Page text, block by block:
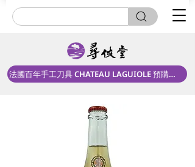
法國百年手工刀具 CHATEAU LAGUIOLE 預購中！